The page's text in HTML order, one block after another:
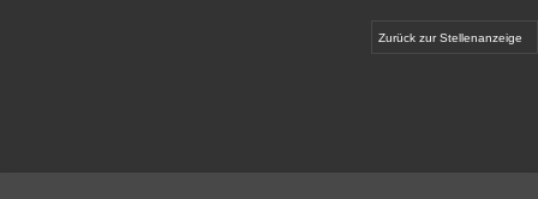
Zurück zur Stellenanzeige